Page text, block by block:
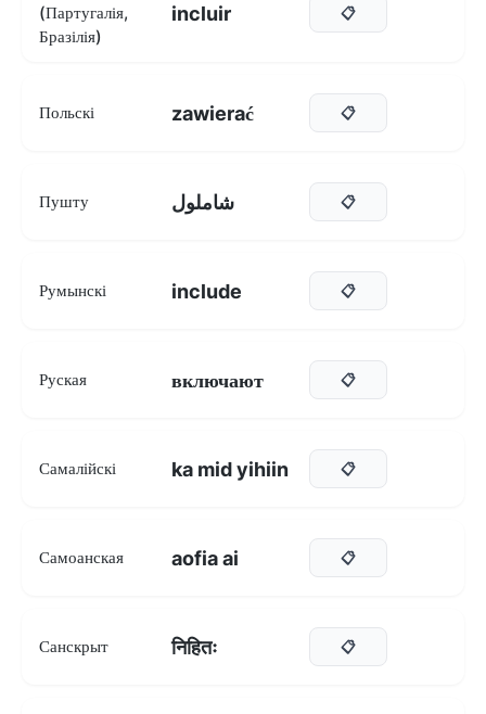
(Партугалія,
Бразілія)
incluir 📋
Польскі zawierać 📋
Пушту شاملول 📋
Румынскі include 📋
Руская включают 📋
Самалійскі ka mid yihiin 📋
Самоанская aofia ai 📋
Санскрыт निहितः 📋